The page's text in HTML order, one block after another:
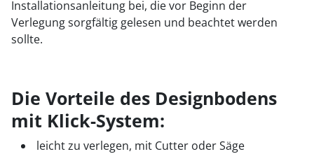
Installationsanleitung bei, die vor Beginn der
Verlegung sorgfältig gelesen und beachtet werden
sollte.
Die Vorteile des Designbodens
mit Klick-System:
leicht zu verlegen, mit Cutter oder Säge